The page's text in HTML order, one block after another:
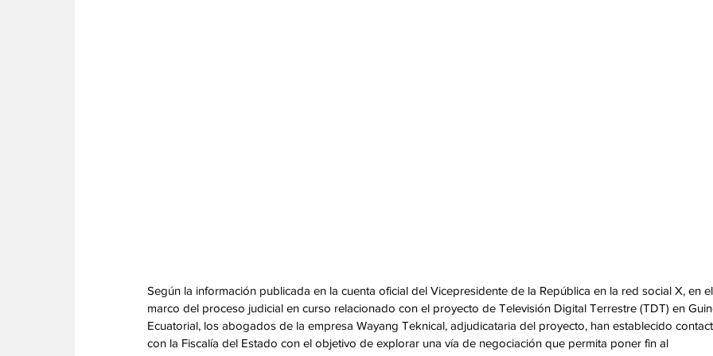
Según la información publicada en la cuenta oficial del Vicepresidente de la República en la red social X, en el
marco del proceso judicial en curso relacionado con el proyecto de Televisión Digital Terrestre (TDT) en
Ecuatorial, los abogados de la empresa Wayang Teknical, adjudicataria del proyecto, han establecido
con la Fiscalía del Estado con el objetivo de explorar una vía de negociación que permita poner fin al